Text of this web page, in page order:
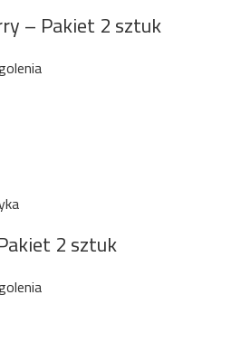
– Pakiet 2 sztuk
2 sztuk